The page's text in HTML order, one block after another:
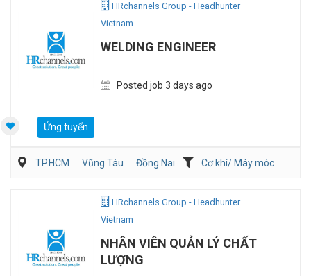
HRchannels Group - Headhunter
Vietnam
WELDING ENGINEER
Posted job 3 days ago
Ứng tuyển
TP.HCM Vũng Tàu Đồng Nai
Cơ khí/ Máy móc
HRchannels Group - Headhunter
Vietnam
NHÂN VIÊN QUẢN LÝ CHẤT
LƯỢNG